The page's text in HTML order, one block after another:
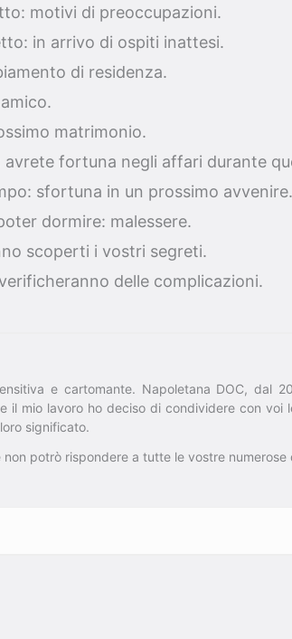
motivi di preoccupazioni.
in arrivo di ospiti inattesi.
di residenza.
matrimonio.
fortuna negli affari durante
sfortuna in un prossimo avvenire.
dormire: malessere.
scoperti i vostri segreti.
delle complicazioni.
e cartomante. Napoletana DOC, dal
il mio lavoro ho deciso di condividere con voi
significato.
non potrò rispondere a tutte le vostre numerose